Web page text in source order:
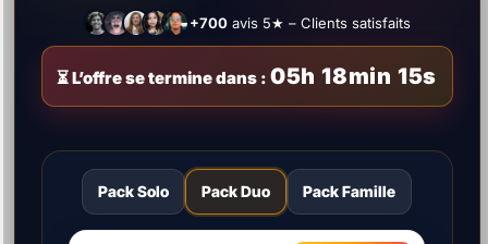
automatiquement
Cliquez sur « Installer »
Lancez l’app et entrez votre code d’abonnement
atlaspromax.shop/telechargements
+700 avis 5★ – Clients satisfaits
⏳ L’offre se termine dans : 05h 18min 15s
Pack Solo Pack Duo Pack Famille